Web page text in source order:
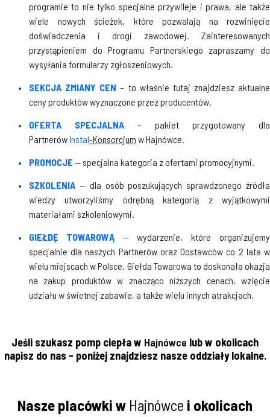
programie to nie tylko specjalne przywileje i prawa, ale także
wiele nowych ścieżek, które pozwalają na rozwinięcie
doświadczenia i drogi zawodowej. Zainteresowanych
przystąpieniem do Programu Partnerskiego zapraszamy do
wysyłania formularzy zgłoszeniowych.
SEKCJA ZMIANY CEN – to właśnie tutaj znajdziesz aktualne
ceny produktów wyznaczone przez producentów.
OFERTA SPECJALNA – pakiet przygotowany dla
PartnerówInstal-Konsorcjum w Hajnówce.
PROMOCJE — specjalna kategoria z ofertami promocyjnymi.
SZKOLENIA — dla osób poszukujących sprawdzonego źródła
wiedzy utworzyliśmy odrębną kategorią z wyjątkowymi
materiałami szkoleniowymi.
GIEŁDĘ TOWAROWĄ— wydarzenie, które organizujemy
specjalnie dla naszych Partnerów oraz Dostawców co 2 lata w
wielu miejscach w Polsce. Giełda Towarowa to doskonała okazja
na zakup produktów w znacząco niższych cenach, wzięcie
udziału w świetnej zabawie, a także wielu innych atrakcjach.
Jeśli szukasz pomp ciepła w Hajnówce lub w okolicach
napisz do nas - poniżej znajdziesz nasze oddziały lokalne.
Nasze placówki w Hajnówce i okolicach